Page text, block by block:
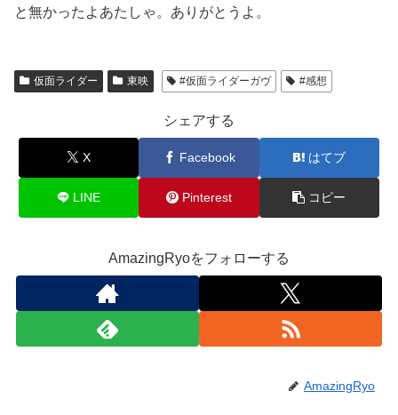
と無かったよあたしゃ。ありがとうよ。
仮面ライダー 東映 #仮面ライダーガヴ #感想
シェアする
X Facebook はてブ
LINE Pinterest コピー
AmazingRyoをフォローする
AmazingRyo